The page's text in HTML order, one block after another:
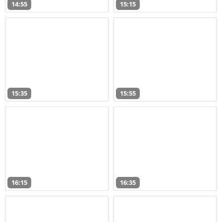
14:55 15:15
15:35 15:55
16:15 16:35